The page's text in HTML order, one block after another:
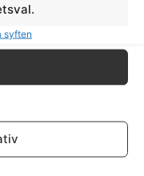
syften
dragkedja fram